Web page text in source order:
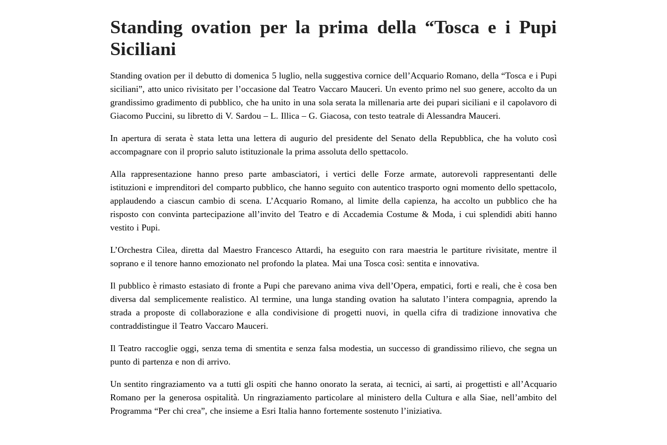
Standing ovation per la prima della “Tosca e i Pupi
Siciliani
Standing ovation per il debutto di domenica 5 luglio, nella suggestiva cornice dell’Acquario Romano, della “Tosca e i Pupi
siciliani”, atto unico rivisitato per l’occasione dal Teatro Vaccaro Mauceri. Un evento primo nel suo genere, accolto da un
grandissimo gradimento di pubblico, che ha unito in una sola serata la millenaria arte dei pupari siciliani e il capolavoro di
Giacomo Puccini, su libretto di V. Sardou – L. Illica – G. Giacosa, con testo teatrale di Alessandra Mauceri.
In apertura di serata è stata letta una lettera di augurio del presidente del Senato della Repubblica, che ha voluto così
accompagnare con il proprio saluto istituzionale la prima assoluta dello spettacolo.
Alla rappresentazione hanno preso parte ambasciatori, i vertici delle Forze armate, autorevoli rappresentanti delle
istituzioni e imprenditori del comparto pubblico, che hanno seguito con autentico trasporto ogni momento dello spettacolo,
applaudendo a ciascun cambio di scena. L’Acquario Romano, al limite della capienza, ha accolto un pubblico che ha
risposto con convinta partecipazione all’invito del Teatro e di Accademia Costume & Moda, i cui splendidi abiti hanno
vestito i Pupi.
L’Orchestra Cilea, diretta dal Maestro Francesco Attardi, ha eseguito con rara maestria le partiture rivisitate, mentre il
soprano e il tenore hanno emozionato nel profondo la platea. Mai una Tosca così: sentita e innovativa.
Il pubblico è rimasto estasiato di fronte a Pupi che parevano anima viva dell’Opera, empatici, forti e reali, che è cosa ben
diversa dal semplicemente realistico. Al termine, una lunga standing ovation ha salutato l’intera compagnia, aprendo la
strada a proposte di collaborazione e alla condivisione di progetti nuovi, in quella cifra di tradizione innovativa che
contraddistingue il Teatro Vaccaro Mauceri.
Il Teatro raccoglie oggi, senza tema di smentita e senza falsa modestia, un successo di grandissimo rilievo, che segna un
punto di partenza e non di arrivo.
Un sentito ringraziamento va a tutti gli ospiti che hanno onorato la serata, ai tecnici, ai sarti, ai progettisti e all’Acquario
Romano per la generosa ospitalità. Un ringraziamento particolare al ministero della Cultura e alla Siae, nell’ambito del
Programma “Per chi crea”, che insieme a Esri Italia hanno fortemente sostenuto l’iniziativa.